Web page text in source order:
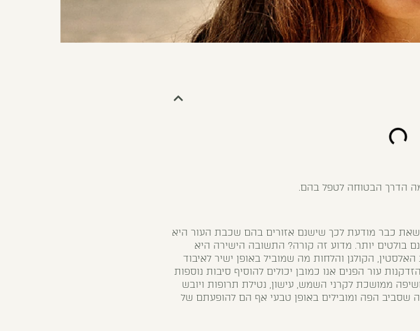
הדרך הבטוחה לטפל בהם.
כבר מודעת לכך שישנם אזורים בהם שכבת העור היא
בולטים יותר. מדוע זה קורה? התשובה הישירה היא
הקולגן והלחות מה שמוביל באופן ישיר לאיבוד
עור הפנים אנו כמובן יכולים להוסיף סיבות נוספות
ממושכת לקרני השמש, עישון, נטילת תרופות ויובש
הפה ומובילים באופן טבעי אף הם להופעתם של